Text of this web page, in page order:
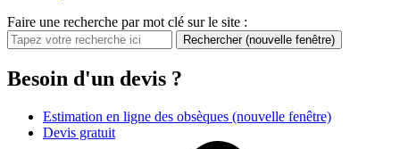
Faire une recherche par mot clé sur le site :
Rechercher (nouvelle fenêtre)
Besoin d'un devis ?
Estimation en ligne des obsèques (nouvelle fenêtre)
Devis gratuit